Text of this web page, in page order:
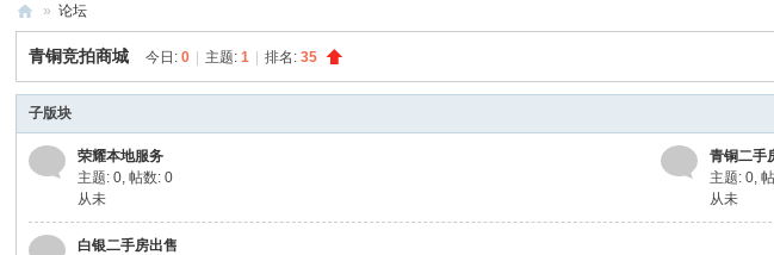
索
爵
世
东
志
» 论坛
青铜竞拍商城 今日:0 主题:1 排名:35
子版块
荣耀本地服务
主题: 0,帖数: 0
从未
青铜二手
主题: 0,
从未
白银二手房出售